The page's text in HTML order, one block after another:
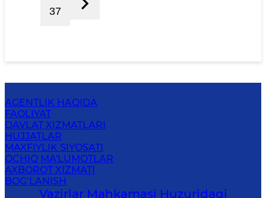
37
AGENTLIK HAQIDA
FAOLIYAT
DAVLAT XIZMATLARI
HUJJATLAR
MAXFIYLIK SIYOSATI
OCHIQ MA'LUMOTLAR
AXBOROT XIZMATI
BOG‘LANISH
Vazirlar Mahkamasi Huzuridagi